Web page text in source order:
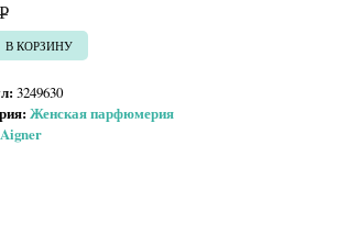
Р
УБ. товара Aigner Too Feminine
В КОРЗИНУ
3249630
Женская парфюмерия
Aigner